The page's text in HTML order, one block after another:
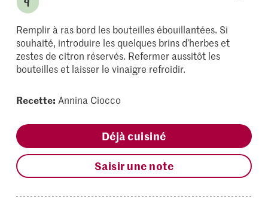
Remplir à ras bord les bouteilles ébouillantées. Si
souhaité, introduire les quelques brins d’herbes et
zestes de citron réservés. Refermer aussitôt les
bouteilles et laisser le vinaigre refroidir.
Recette: Annina Ciocco
Déjà cuisiné
Saisir une note